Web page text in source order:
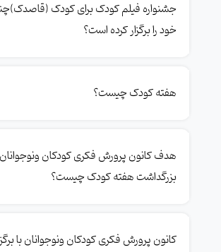
جشنواره فیلم کودک برای کودک
خود را برگزار کرده است؟
هفته کودک چیست؟
هدف کانون پرورش فکری کودکان ونوجوانان
بزرگداشت هفته کودک چیست؟
کانون پرورش فکری کودکان ونوجوانان با